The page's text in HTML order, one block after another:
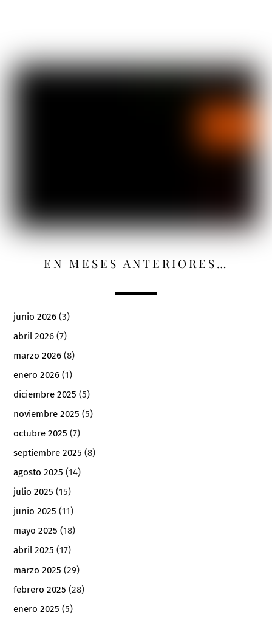
EN MESES ANTERIORES…
junio 2026 (3)
abril 2026 (7)
marzo 2026 (8)
enero 2026 (1)
diciembre 2025 (5)
noviembre 2025 (5)
octubre 2025 (7)
septiembre 2025 (8)
agosto 2025 (14)
julio 2025 (15)
junio 2025 (11)
mayo 2025 (18)
abril 2025 (17)
marzo 2025 (29)
febrero 2025 (28)
enero 2025 (5)